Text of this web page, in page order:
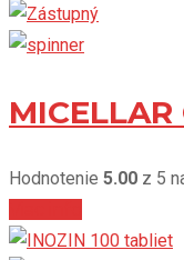
Hodnotenie 5.00 z 5